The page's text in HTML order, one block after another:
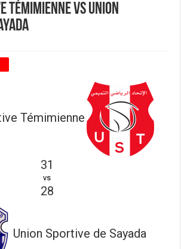
Témimienne vs Union
Témimienne
31
vs
28
Union Sportive de Sayada